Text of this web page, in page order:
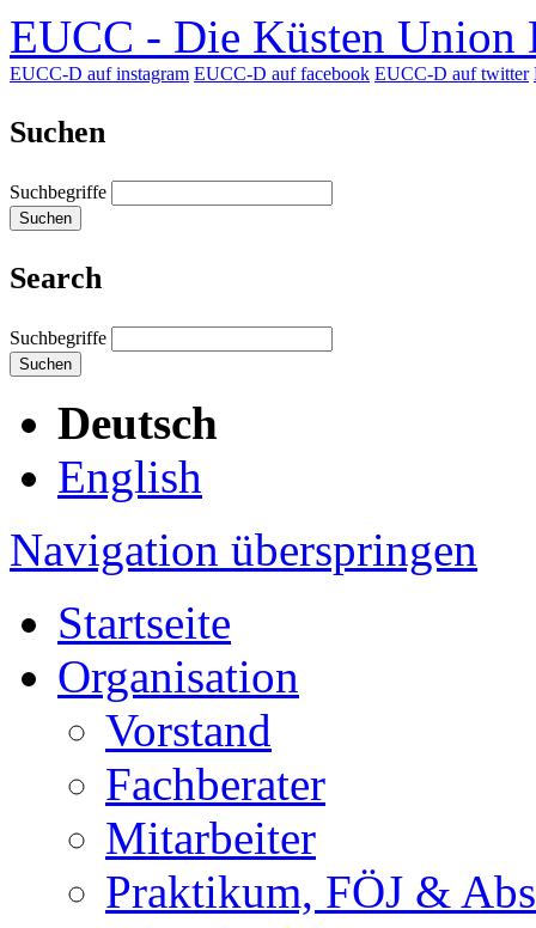
EUCC - Die Küsten Union
EUCC-D auf instagram EUCC-D auf facebook EUCC-D auf twitter
Suchen
Suchbegriffe
Suchen
Search
Suchbegriffe
Suchen
Deutsch
English
Navigation überspringen
Startseite
Organisation
Vorstand
Fachberater
Mitarbeiter
Praktikum, FÖJ &